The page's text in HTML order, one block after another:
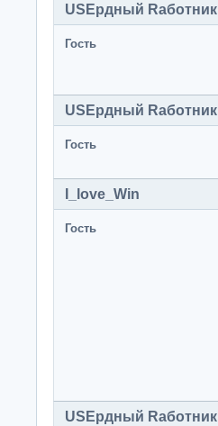
USEрдный Rаботник
Гость
USEрдный Rаботник
Гость
I_love_Win
Гость
USEрдный Rаботник